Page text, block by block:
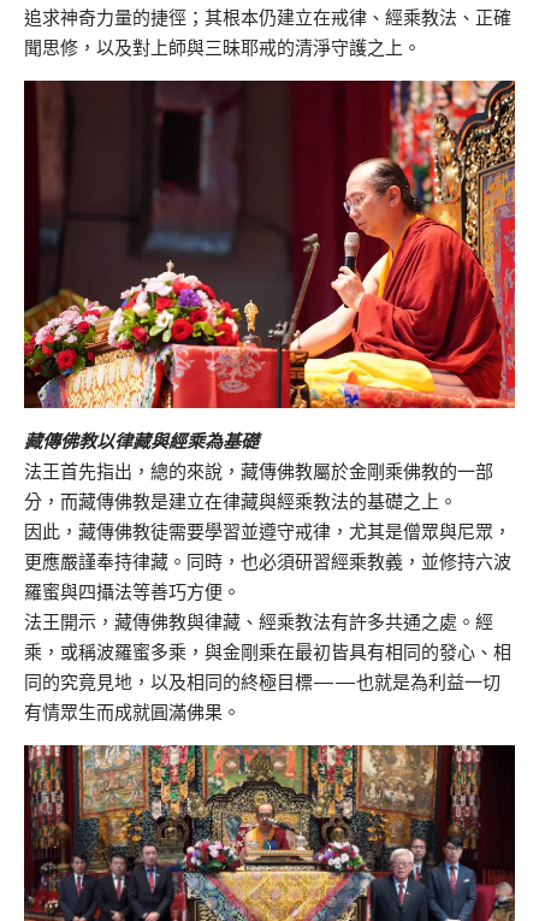
追求神奇力量的捷徑；其根本仍建立在戒律、經乘教法、正確
聞思修，以及對上師與三昧耶戒的清淨守護之上。
藏傳佛教以律藏與經乘為基礎
法王首先指出，總的來說，藏傳佛教屬於金剛乘佛教的一部
分，而藏傳佛教是建立在律藏與經乘教法的基礎之上。
因此，藏傳佛教徒需要學習並遵守戒律，尤其是僧眾與尼眾，
更應嚴謹奉持律藏。同時，也必須研習經乘教義，並修持六波
羅蜜與四攝法等善巧方便。
法王開示，藏傳佛教與律藏、經乘教法有許多共通之處。經
乘，或稱波羅蜜多乘，與金剛乘在最初皆具有相同的發心、相
同的究竟見地，以及相同的終極目標——也就是為利益一切
有情眾生而成就圓滿佛果。